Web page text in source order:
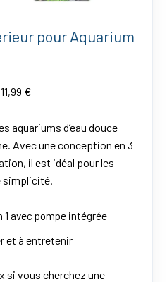
pour Aquarium
11,99 €
aquariums d’eau douce
Avec une conception en 3
il est idéal pour les
simplicité.
1 avec pompe intégrée
et à entretenir
si vous cherchez une